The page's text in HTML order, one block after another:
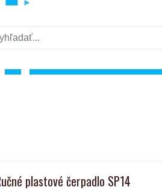
plastové čerpadlo SP14